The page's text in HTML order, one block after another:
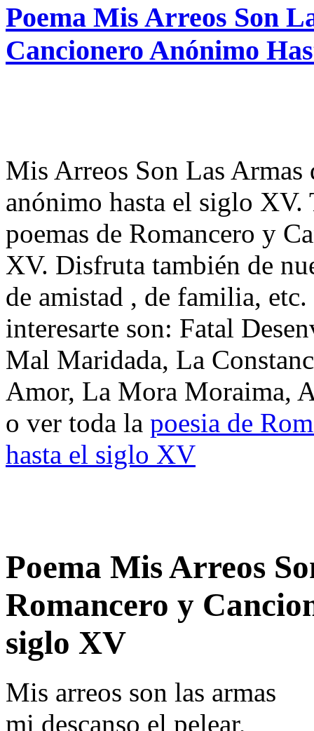
Poema Mis Arreos Son
Cancionero Anónimo
Mis Arreos Son Las Armas
anónimo hasta el siglo XV.
poemas de Romancero y
XV. Disfruta también de
de amistad , de familia,
interesarte son: Fatal
Mal Maridada, La
Amor, La Mora Moraima,
o ver toda la poesia de
hasta el siglo XV
Poema Mis Arreos
Romancero y
siglo XV
Mis arreos son las armas
mi descanso el pelear,